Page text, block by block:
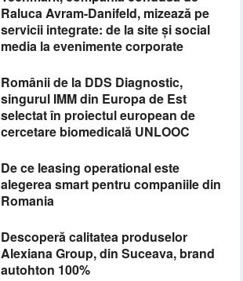
Raluca Avram-Danifeld, mizează pe
servicii integrate: de la site și social
media la evenimente corporate
Românii de la DDS Diagnostic,
singurul IMM din Europa de Est
selectat în proiectul european de
cercetare biomedicală UNLOOC
De ce leasing operational este
alegerea smart pentru companiile din
Romania
Descoperă calitatea produselor
Alexiana Group, din Suceava, brand
autohton 100%